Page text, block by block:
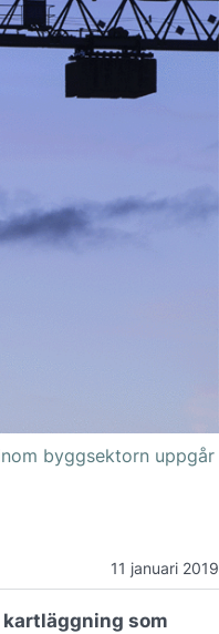
byggsektorn uppgår
11 januari 2019
som